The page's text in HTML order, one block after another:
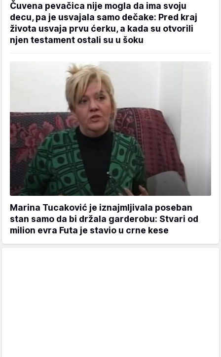
Čuvena pevačica nije mogla da ima svoju
decu, pa je usvajala samo dečake: Pred kraj
života usvaja prvu ćerku, a kada su otvorili
njen testament ostali su u šoku
Marina Tucaković je iznajmljivala poseban
stan samo da bi držala garderobu: Stvari od
milion evra Futa je stavio u crne kese